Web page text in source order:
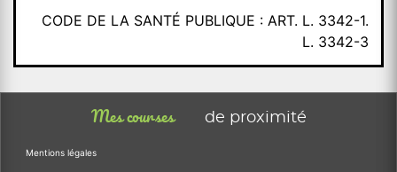
CODE DE LA SANTÉ PUBLIQUE : ART. L. 3342-1.
L. 3342-3
Mes courses de proximité
Mentions légales